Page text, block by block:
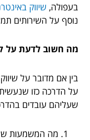
בעפולה, שיווק
נוסף על השירותים
מה חשוב לדעת על
בין אם מדובר על
על הדרכה כזו
שעליהם עובדים
מה המשמעות